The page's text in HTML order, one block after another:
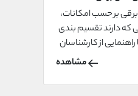
بر حسب امکانات،
که دارند تقسیم بندی
از کارشناسان
برند از قفل برقی را
مشاهده